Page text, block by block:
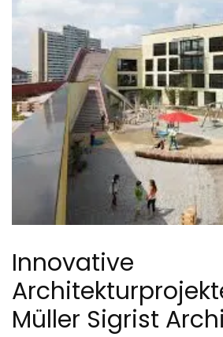
Innovative
Müller Sigrist